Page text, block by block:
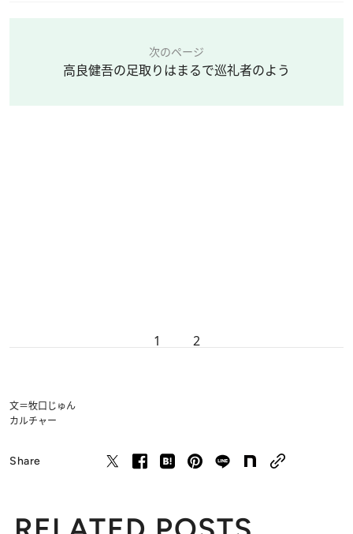
次のページ
高良健吾の足取りはまるで巡礼者のよう
1 2
文＝牧口じゅん
カルチャー
Share